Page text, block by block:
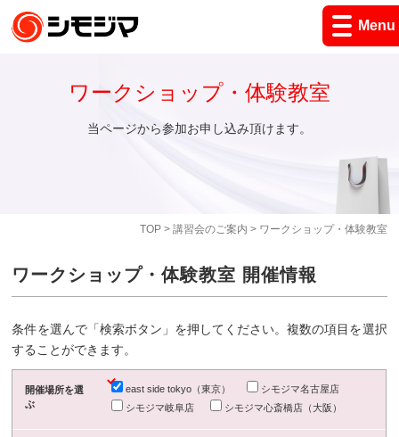
Menu
TOP> 講習会のご案内 > ワークショップ・体験教室
ワークショップ・体験教室
当ページから参加お申し込み頂けます。
ワークショップ・体験教室 開催情報
条件を選んで「検索ボタン」を押してください。複数の項目を選択
することができます。
開催場所を選
ぶ
east side tokyo（東京）
シモジマ名古屋店
シモジマ岐阜店
シモジマ心斎橋店（大阪）